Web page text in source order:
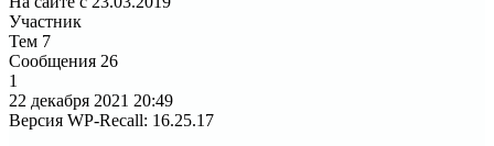
Участник
Тем 7
Сообщения 26
1
22 декабря 2021 20:49
Версия WP-Recall: 16.25.17